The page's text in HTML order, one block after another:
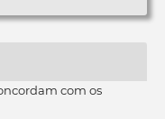
com os